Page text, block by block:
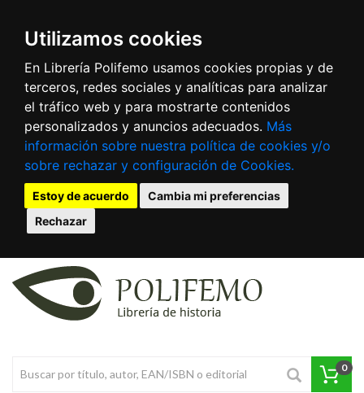
Utilizamos cookies
En Librería Polifemo usamos cookies propias y de
terceros, redes sociales y analíticas para analizar
el tráfico web y para mostrarte contenidos
personalizados y anuncios adecuados. Más
información sobre nuestra política de cookies y/o
sobre rechazar y configuración de Cookies.
Estoy de acuerdo
Cambia mi preferencias
Rechazar
0